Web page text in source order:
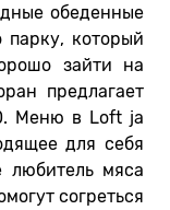
обеденные
парку, который
зайти на
предлагает
Меню в Loft ja
для себя
любитель мяса
согреться